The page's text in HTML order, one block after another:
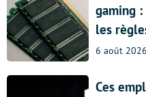
gaming :
les
6 août
Ces